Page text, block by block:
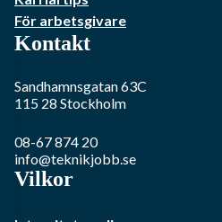
För arbetsgivare
Kontakt
Sandhamnsgatan 63C
115 28 Stockholm
08-67 874 20
info@teknikjobb.se
Vilkor